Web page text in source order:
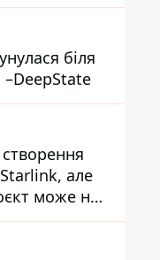
біля
–DeepState
але
може не